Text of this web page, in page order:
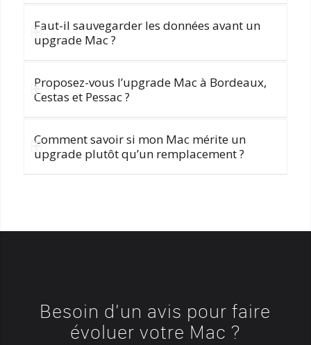
Faut-il sauvegarder les données avant un
upgrade Mac ?
Proposez-vous l’upgrade Mac à Bordeaux,
Cestas et Pessac ?
Comment savoir si mon Mac mérite un
upgrade plutôt qu’un remplacement ?
Besoin d’un avis pour faire
évoluer votre Mac ?